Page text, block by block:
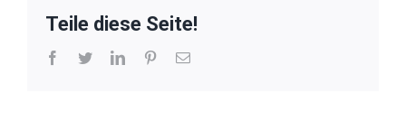
Teile diese Seite!
Facebook
TwitterLinkedInPinterest
E-